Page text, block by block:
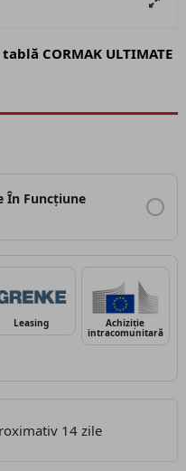
CORMAK ULTIMATE
În Funcțiune
Leasing Achiziție
intracomunitară
14 zile